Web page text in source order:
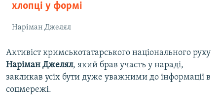
хлопці у формі
Наріман Джелял
Активіст кримськотатарського національного руху
Наріман Джелял, який брав участь у нараді,
закликав усіх бути дуже уважними до інформації в
соцмережі.